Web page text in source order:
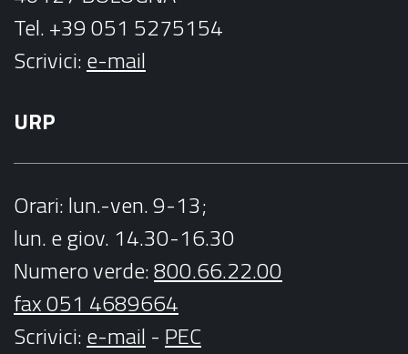
Tel. +39 051 5275154
Scrivici:e-mail
URP
Orari: lun.-ven. 9-13;
lun. e giov. 14.30-16.30
Numero verde:800.66.22.00
fax 051 4689664
Scrivici:e-mail - PEC